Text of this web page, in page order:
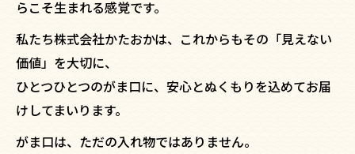
らこそ生まれる感覚です。
私たち株式会社かたおかは、これからもその「見えない
価値」を大切に、
ひとつひとつのがま口に、安心とぬくもりを込めてお届
けしてまいります。
がま口は、ただの入れ物ではありません。